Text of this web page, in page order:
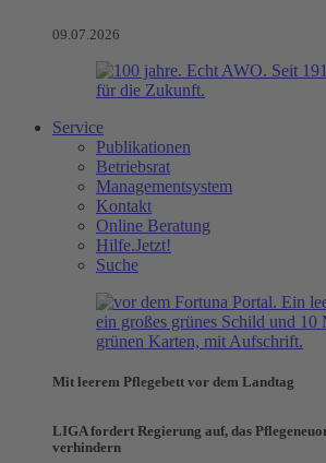
09.07.2026
Service
Publikationen
Betriebsrat
Managementsystem
Kontakt
Online Beratung
Hilfe.Jetzt!
Suche
Mit leerem Pflegebett vor dem Landtag
LIGA fordert Regierung auf, das
verhindern